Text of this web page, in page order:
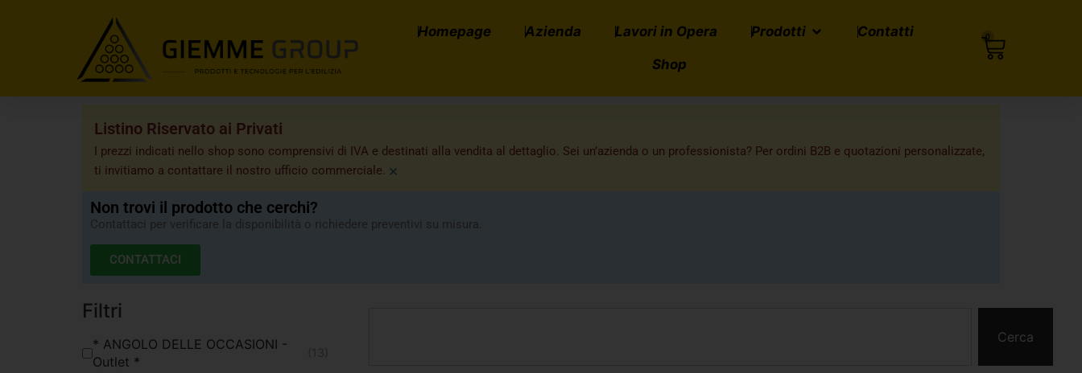
Homepage Azienda Lavori in Opera Prodotti Contatti
Shop
0
Listino Riservato ai Privati
I prezzi indicati nello shop sono comprensivi di IVA e destinati alla vendita al dettaglio. Sei un’azienda o un professionista? Per ordini B2B e quotazioni personalizzate,
ti invitiamo a contattare il nostro ufficio commerciale. ×
Non trovi il prodotto che cerchi?
Contattaci per verificare la disponibilità o richiedere preventivi su misura.
CONTATTACI
Filtri
* ANGOLO DELLE OCCASIONI -
Outlet *
Cerca